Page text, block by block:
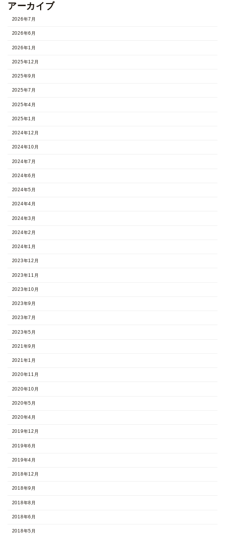
アーカイブ
2026年7月
2026年6月
2026年1月
2025年12月
2025年9月
2025年7月
2025年4月
2025年1月
2024年12月
2024年10月
2024年7月
2024年6月
2024年5月
2024年4月
2024年3月
2024年2月
2024年1月
2023年12月
2023年11月
2023年10月
2023年9月
2023年7月
2023年5月
2021年9月
2021年1月
2020年11月
2020年10月
2020年5月
2020年4月
2019年12月
2019年6月
2019年4月
2018年12月
2018年9月
2018年8月
2018年6月
2018年5月